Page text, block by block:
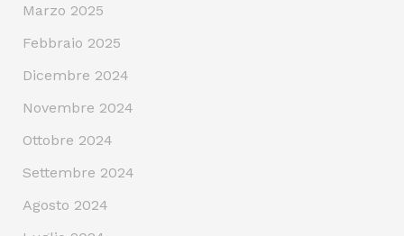
Marzo 2025
Febbraio 2025
Dicembre 2024
Novembre 2024
Ottobre 2024
Settembre 2024
Agosto 2024